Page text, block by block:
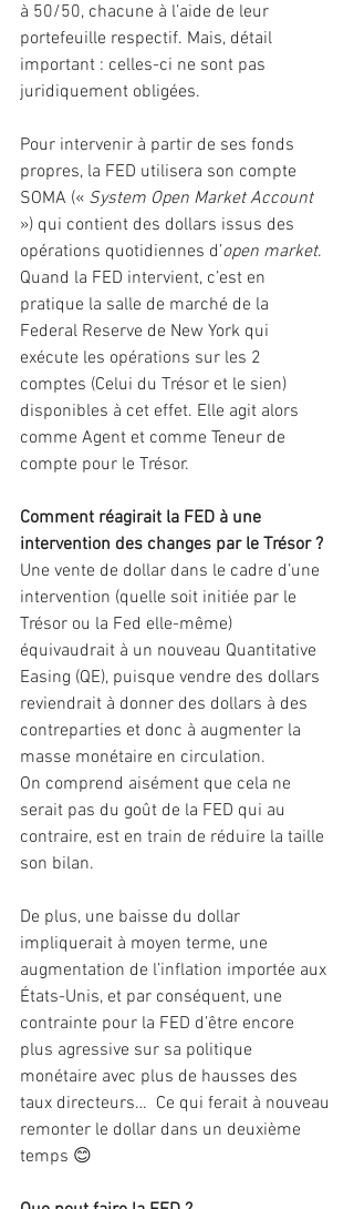
à 50/50, chacune à l’aide de leur
portefeuille respectif. Mais, détail
important : celles-ci ne sont pas
juridiquement obligées.
Pour intervenir à partir de ses fonds
propres, la FED utilisera son compte
SOMA (« System Open Market Account
») qui contient des dollars issus des
opérations quotidiennes d’open market.
Quand la FED intervient, c’est en
pratique la salle de marché de la
Federal Reserve de New York qui
exécute les opérations sur les 2
comptes (Celui du Trésor et le sien)
disponibles à cet effet. Elle agit alors
comme Agent et comme Teneur de
compte pour le Trésor.
Comment réagirait la FED à une
intervention des changes par le Trésor ?
Une vente de dollar dans le cadre d’une
intervention (quelle soit initiée par le
Trésor ou la Fed elle-même)
équivaudrait à un nouveau Quantitative
Easing (QE), puisque vendre des dollars
reviendrait à donner des dollars à des
contreparties et donc à augmenter la
masse monétaire en circulation.
On comprend aisément que cela ne
serait pas du goût de la FED qui au
contraire, est en train de réduire la taille
son bilan.
De plus, une baisse du dollar
impliquerait à moyen terme, une
augmentation de l’inflation importée aux
États-Unis, et par conséquent, une
contrainte pour la FED d’être encore
plus agressive sur sa politique
monétaire avec plus de hausses des
taux directeurs…  Ce qui ferait à nouveau
remonter le dollar dans un deuxième
temps 😊